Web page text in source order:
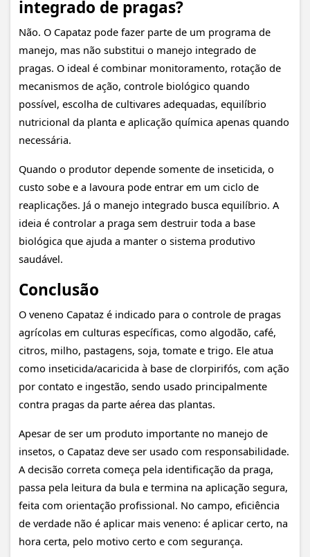
integrado de pragas?
Não. O Capataz pode fazer parte de um programa de
manejo, mas não substitui o manejo integrado de
pragas. O ideal é combinar monitoramento, rotação de
mecanismos de ação, controle biológico quando
possível, escolha de cultivares adequadas, equilíbrio
nutricional da planta e aplicação química apenas quando
necessária.
Quando o produtor depende somente de inseticida, o
custo sobe e a lavoura pode entrar em um ciclo de
reaplicações. Já o manejo integrado busca equilíbrio. A
ideia é controlar a praga sem destruir toda a base
biológica que ajuda a manter o sistema produtivo
saudável.
Conclusão
O veneno Capataz é indicado para o controle de pragas
agrícolas em culturas específicas, como algodão, café,
citros, milho, pastagens, soja, tomate e trigo. Ele atua
como inseticida/acaricida à base de clorpirifós, com ação
por contato e ingestão, sendo usado principalmente
contra pragas da parte aérea das plantas.
Apesar de ser um produto importante no manejo de
insetos, o Capataz deve ser usado com responsabilidade.
A decisão correta começa pela identificação da praga,
passa pela leitura da bula e termina na aplicação segura,
feita com orientação profissional. No campo, eficiência
de verdade não é aplicar mais veneno: é aplicar certo, na
hora certa, pelo motivo certo e com segurança.